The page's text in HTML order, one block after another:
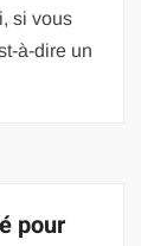
si vous
à-dire un
pour